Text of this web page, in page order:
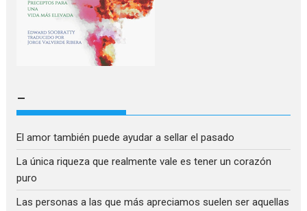
–
El amor también puede ayudar a sellar el pasado
La única riqueza que realmente vale es tener un corazón
puro
Las personas a las que más apreciamos suelen ser aquellas